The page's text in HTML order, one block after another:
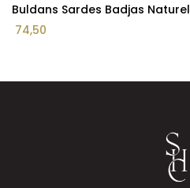
Buldans Sardes Badjas Naturel
74,50